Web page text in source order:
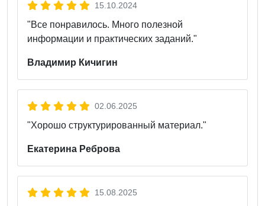
15.10.2024
"Все понравилось. Много полезной
информации и практических заданий."
Владимир Кичигин
02.06.2025
"Хорошо структурированный материал."
Екатерина Реброва
15.08.2025